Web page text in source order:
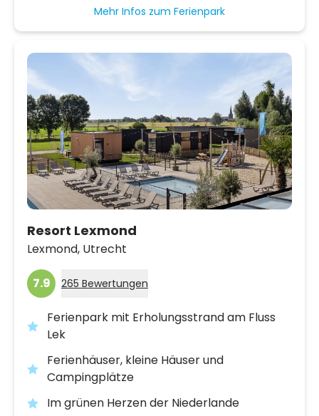
Mehr Infos zum Ferienpark
Resort Lexmond
Lexmond, Utrecht
7.9 265 Bewertungen
Ferienpark mit Erholungsstrand am Fluss
Lek
Ferienhäuser, kleine Häuser und
Campingplätze
Im grünen Herzen der Niederlande